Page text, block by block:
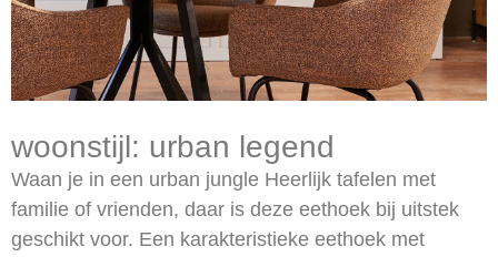
woonstijl: urban legend
Waan je in een urban jungle Heerlijk tafelen met
familie of vrienden, daar is deze eethoek bij uitstek
geschikt voor. Een karakteristieke eethoek met